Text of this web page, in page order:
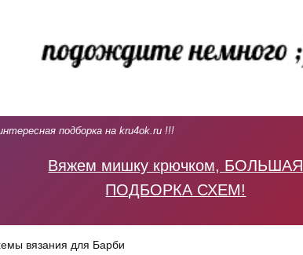
подборка на kru4ok.ru !!!
Вяжем мишку крючком, БОЛЬШАЯ
ПОДБОРКА СХЕМ!
вязания для Барби